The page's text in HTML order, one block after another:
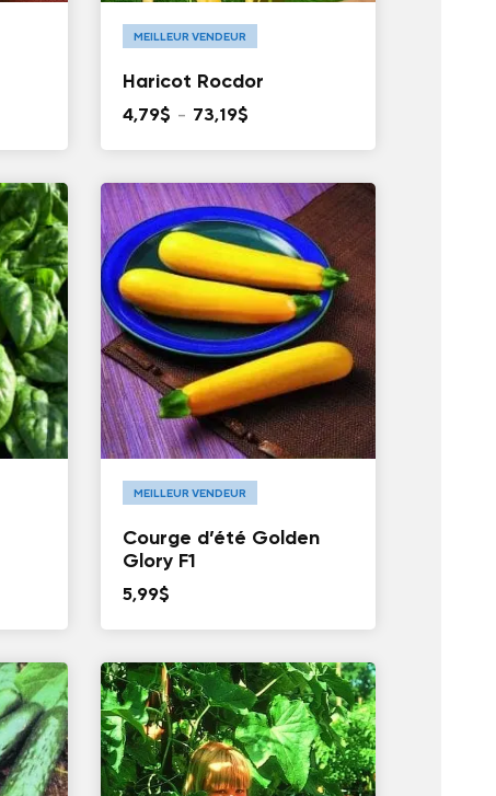
MEILLEUR VENDEUR
Haricot Rocdor
4,79$ – 73,19$Plage
4,79$
à
73,19$
MEILLEUR VENDEUR
Courge d’été Golden
Glory F1
5,99$